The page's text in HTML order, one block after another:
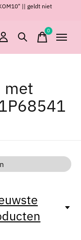
|| geldt niet
0items
met